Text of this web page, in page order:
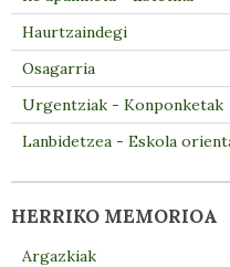
Haurtzaindegi
Osagarria
Urgentziak - Konponketak
Lanbidetzea - Eskola
HERRIKO MEMORIOA
Argazkiak